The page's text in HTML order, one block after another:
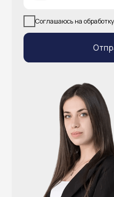
+7 (924) 004-32-01
Видеонаблюдение
Принтеры чеков и этикеток
Штрихкодовое оборудование
Счётчики валюты
Денежные ящики
Антикражные ворота